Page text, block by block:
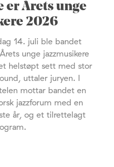
er Årets unge
2026
14. juli ble bandet
unge jazzmusikere
helstøpt sett med stor
uttaler juryen. I
mottar bandet en
jazzforum med en
år, og et tilrettelagt